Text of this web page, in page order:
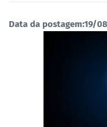
Data da postagem:19/